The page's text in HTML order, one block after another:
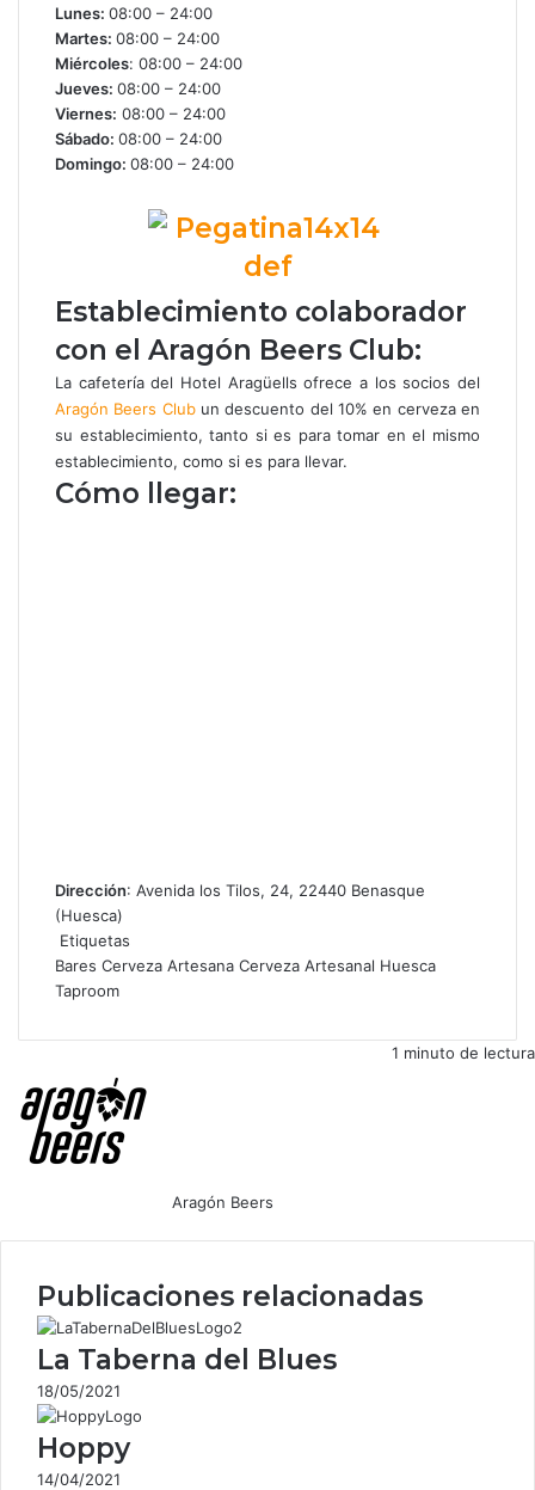
Lunes: 08:00 – 24:00
Martes: 08:00 – 24:00
Miércoles: 08:00 – 24:00
Jueves: 08:00 – 24:00
Viernes: 08:00 – 24:00
Sábado: 08:00 – 24:00
Domingo: 08:00 – 24:00
Establecimiento colaborador
con el Aragón Beers Club:
La cafetería del Hotel Aragüells ofrece a los socios del
Aragón Beers Clubun descuento del 10% en cerveza en
su establecimiento, tanto si es para tomar en el mismo
establecimiento, como si es para llevar.
Cómo llegar:
Dirección: Avenida los Tilos, 24, 22440 Benasque
(Huesca)
Etiquetas
Bares Cerveza Artesana Cerveza Artesanal Huesca
Taproom
Aragón Beers
1 minuto de lectura
electrónico
Publicaciones relacionadas
La Taberna del Blues
18/05/2021
Hoppy
14/04/2021